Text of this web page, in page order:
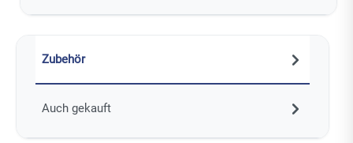
Zubehör
Auch gekauft